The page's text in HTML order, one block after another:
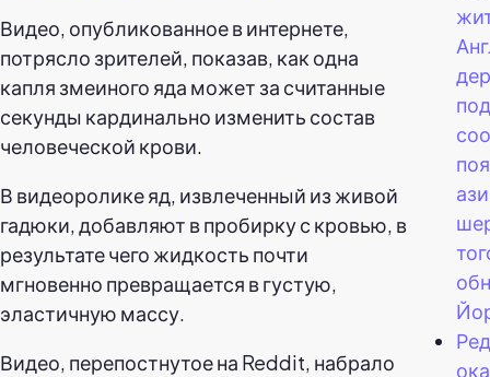
Видео, опубликованное в интернете,
потрясло зрителей, показав, как одна
капля змеиного яда может за считанные
секунды кардинально изменить состав
человеческой крови.
В видеоролике яд, извлеченный из живой
гадюки, добавляют в пробирку с кровью, в
результате чего жидкость почти
мгновенно превращается в густую,
эластичную массу.
Видео, перепостнутое на Reddit, набрало